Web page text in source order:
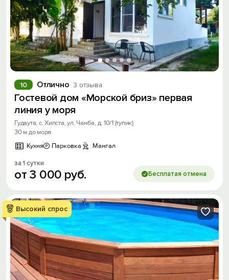
Отлично 3 отзыва
10
Гостевой дом «Морской бриз» первая
линия у моря
Гудаута, с. Хипста, ул. Чанба, д. 10/1 (тупик)
30 м до моря
Кухня
Парковка Мангал
за 1 сутки
от3 000 руб. Бесплатая отмена
Высокий спрос